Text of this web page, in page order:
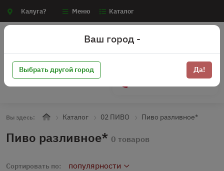
Калуга? Меню Каталог
Вы здесь: Каталог 02 ПИВО Пиво разливное*
Пиво разливное* 0 товаров
Сортировать по: популярности
Ваш город -
Выбрать другой город Да!